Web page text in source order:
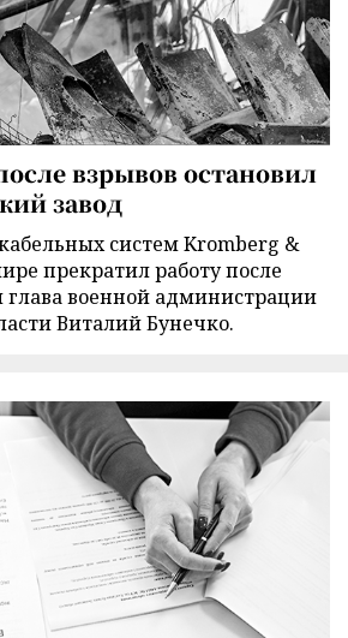
взрывов остановил
завод
систем Kromberg &
прекратил работу после
глава военной администрации
Виталий Бунечко.